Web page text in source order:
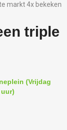
markt 4x bekeken
triple
(Vrijdag